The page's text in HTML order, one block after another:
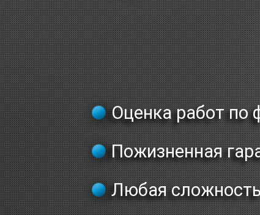
Оценка работ по
Пожизненная
Любая